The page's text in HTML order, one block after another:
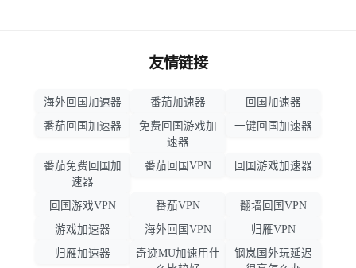
友情链接
海外回国加速器 番茄加速器
回国加速器
番茄回国加速器
免费回国游戏加
速器
一键回国加速器
番茄免费回国加
速器
番茄回国VPN 回国游戏加速器
回国游戏VPN 番茄VPN
翻墙回国VPN
游戏加速器
海外回国VPN
归雁VPN
归雁加速器
奇迹MU加速用什
钢岚国外玩延迟